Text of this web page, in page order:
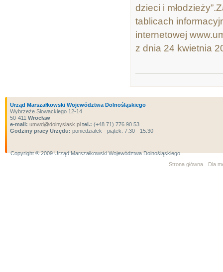
dzieci i
tablicach
internetowej
z dnia 24 kwietnia
Urząd Marszałkowski Województwa Dolnośląskiego
Wybrzeże Słowackiego 12-14
50-411 Wrocław
e-mail: umwd@dolnyslask.pl tel.: (+48 71) 776 90 53
Godziny pracy Urzędu: poniedziałek - piątek: 7.30 - 15.30
Copyright ® 2009 Urząd Marszałkowski Województwa Dolnośląskiego
Strona główna
Dla